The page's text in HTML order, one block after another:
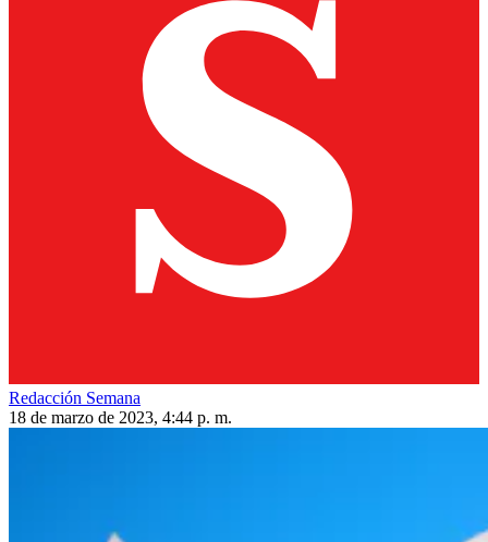
Redacción Semana
18 de marzo de 2023, 4:44 p. m.